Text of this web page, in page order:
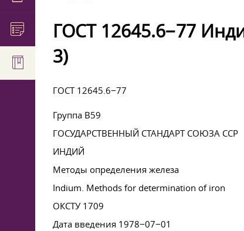
ГОСТ 12645.6−77
3)
ГОСТ 12645.6−77
Группа В59
ГОСУДАРСТВЕННЫЙ СТАНДАРТ СОЮЗА ССР
ИНДИЙ
Методы определения железа
Indium. Methods for determination of iron
ОКСТУ 1709
Дата введения 1978−07−01